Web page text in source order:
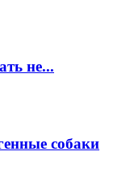
не...
собаки